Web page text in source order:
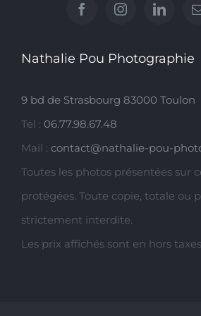
Nathalie Pou Photographie
9 bd de Strasbourg 83000 Toulon
Tel : 06.77.98.67.48
Mail : contact@nathalie-pou-
Toutes les photos présentées sur
protégées. Toute copie, totale ou
strictement interdite.
Les prix affichés sont en hors